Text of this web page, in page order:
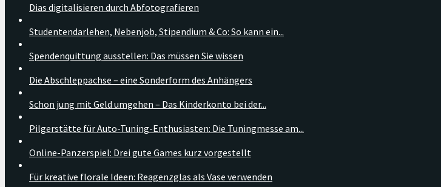
Dias digitalisieren durch Abfotografieren
Studentendarlehen, Nebenjob, Stipendium & Co: So kann ein...
Spendenquittung ausstellen: Das müssen Sie wissen
Die Abschleppachse – eine Sonderform des Anhängers
Schon jung mit Geld umgehen – Das Kinderkonto bei der...
Pilgerstätte für Auto-Tuning-Enthusiasten: Die Tuningmesse am...
Online-Panzerspiel: Drei gute Games kurz vorgestellt
Für kreative florale Ideen: Reagenzglas als Vase verwenden